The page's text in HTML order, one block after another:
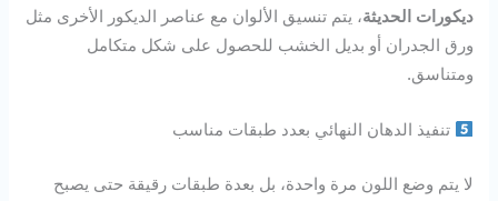
ديكورات الحديثة، يتم تنسيق الألوان مع عناصر الديكور الأخرى مثل
ورق الجدران أو بديل الخشب للحصول على شكل متكامل
ومتناسق.
تنفيذ الدهان النهائي بعدد طبقات مناسب
لا يتم وضع اللون مرة واحدة، بل بعدة طبقات رقيقة حتى يصبح